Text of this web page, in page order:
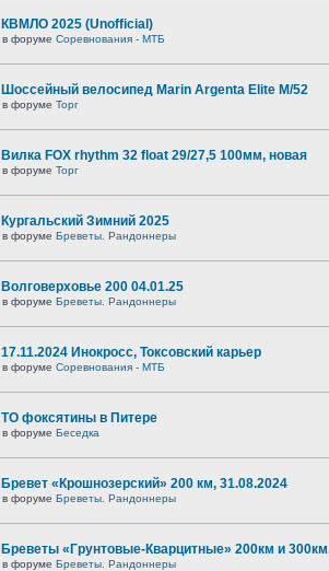
КВМЛО 2025 (Unofficial)
в форуме Соревнования - МТБ
Шоссейный велосипед Marin Argenta Elite M/52
в форуме Торг
Вилка FOX rhythm 32 float 29/27,5 100мм, новая
в форуме Торг
Кургальский Зимний 2025
в форуме Бреветы. Рандоннеры
Волговерховье 200 04.01.25
в форуме Бреветы. Рандоннеры
17.11.2024 Инокросс, Токсовский карьер
в форуме Соревнования - МТБ
ТО фоксятины в Питере
в форуме Беседка
Бревет «Крошнозерский» 200 км, 31.08.2024
в форуме Бреветы. Рандоннеры
Бреветы «Грунтовые-Кварцитные» 200км и
в форуме Бреветы. Рандоннеры